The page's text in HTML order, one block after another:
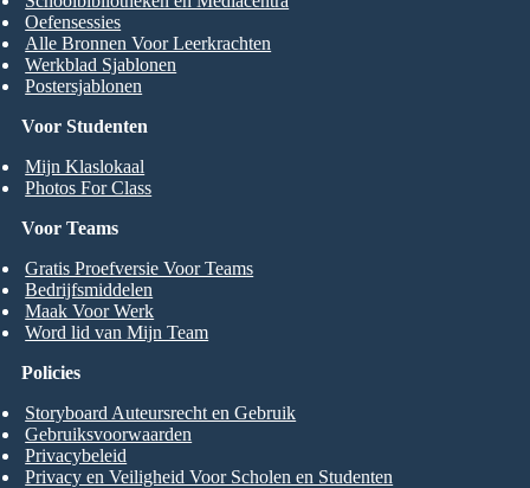
Voor Studenten
Mijn Klaslokaal
Photos For Class
Oefensessies
Alle Bronnen Voor Leerkrachten
Werkblad Sjablonen
Postersjablonen
Voor Teams
Gratis Proefversie Voor Teams
Bedrijfsmiddelen
Maak Voor Werk
Word lid van Mijn Team
Policies
Storyboard Auteursrecht en Gebruik
Gebruiksvoorwaarden
Privacybeleid
Privacy en Veiligheid Voor Scholen en Studenten